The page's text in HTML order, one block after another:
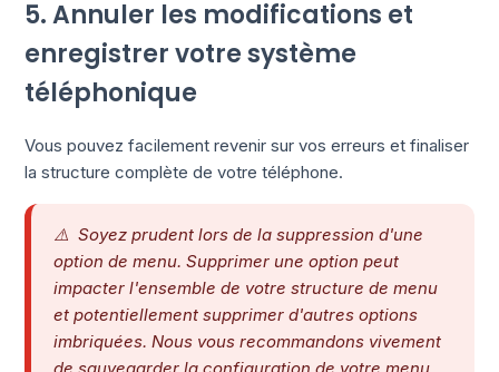
5. Annuler les modifications et
enregistrer votre système
téléphonique
Vous pouvez facilement revenir sur vos erreurs et finaliser
la structure complète de votre téléphone.
⚠️ Soyez prudent lors de la suppression d'une
option de menu. Supprimer une option peut
impacter l'ensemble de votre structure de menu
et potentiellement supprimer d'autres options
imbriquées. Nous vous recommandons vivement